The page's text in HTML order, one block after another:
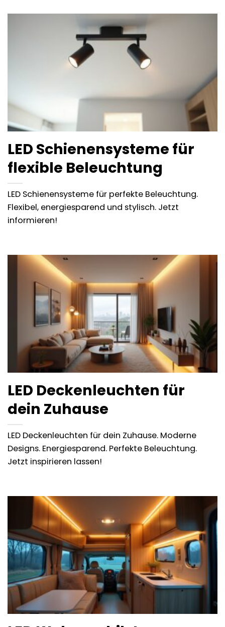
LED Schienensysteme für
flexible Beleuchtung
LED Schienensysteme für perfekte Beleuchtung.
Flexibel, energiesparend und stylisch. Jetzt
informieren!
LED Deckenleuchten für
dein Zuhause
LED Deckenleuchten für dein Zuhause. Moderne
Designs. Energiesparend. Perfekte Beleuchtung.
Jetzt inspirieren lassen!